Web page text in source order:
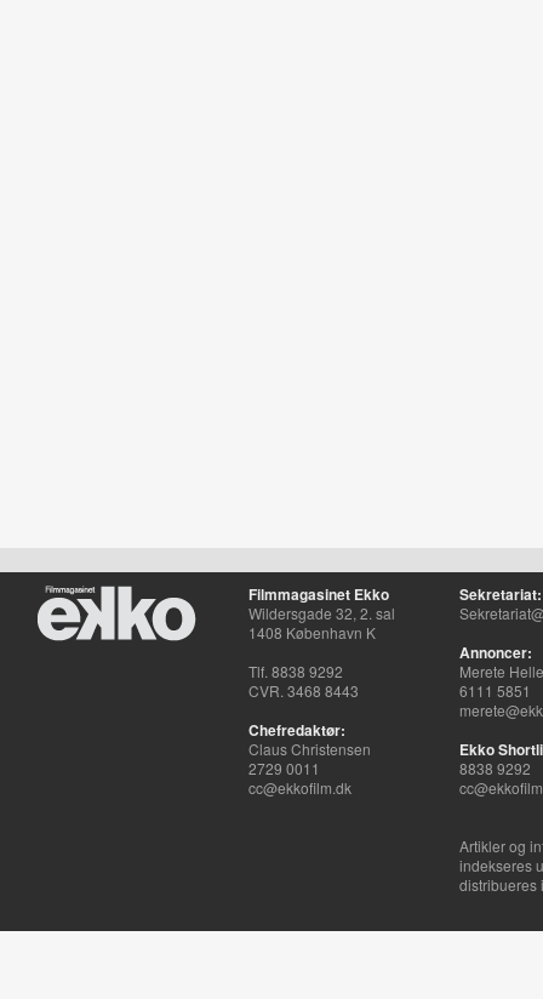
Filmmagasinet Ekko
Wildersgade 32, 2. sal
1408 København K
Tlf. 8838 9292
CVR. 3468 8443
Chefredaktør:
Claus Christensen
2729 0011
cc@ekkofilm.dk
Sekretariat:
Annoncer:
Merete
6111 5851
Ekko
8838 9292
Artikler og
indekseres
distribueres